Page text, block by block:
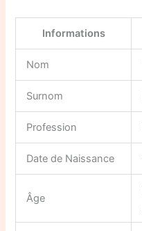
Informations
Nom
Surnom
Profession
Date de Naissance
Âge